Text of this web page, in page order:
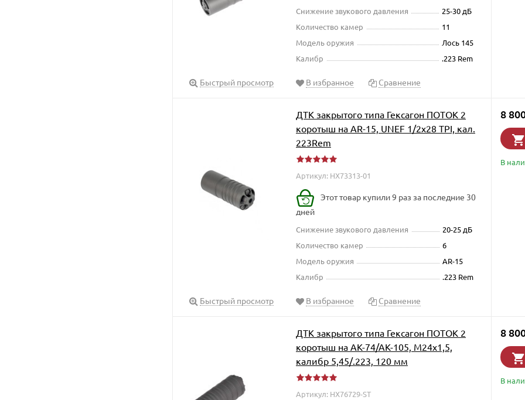
Снижение звукового давления
25-30 дБ
Количество камер
11
Модель оружия
Лось 145
Калибр
.223 Rem
Быстрый просмотр В избранное Сравнение
ДТК закрытого типа Гексагон ПОТОК 2
коротыш на AR-15, UNEF 1/2х28 TPI, кал.
223Rem
Артикул: HX73313-01
Этот товар купили 9 раз за последние 30
дней
Снижение звукового давления
20-25 дБ
Количество камер
6
Модель оружия
AR-15
Калибр
.223 Rem
8
В
Быстрый просмотр В избранное Сравнение
ДТК закрытого типа Гексагон ПОТОК 2
коротыш на АК-74/АК-105, М24х1,5,
калибр 5,45/.223, 120 мм
Артикул: HX76729-ST
8
В